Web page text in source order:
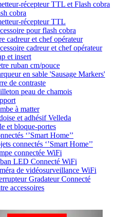
récepteur TTL et Flash cobra
cobra
récepteur TTL
pour flash cobra
cadreur et chef opérateur
cadreur et chef opérateur
et insert
ruban cm/pouce
en sable 'Sausage Markers'
de contraste
peau de chamois
à matter
et adhésif Velleda
et bloque-portes
‘’Smart Home’’
connectés ‘’Smart Home’’
connectée WiFi
LED Connecté WiFi
de vidéosurveillance WiFi
Gradateur Connecté
accessoires